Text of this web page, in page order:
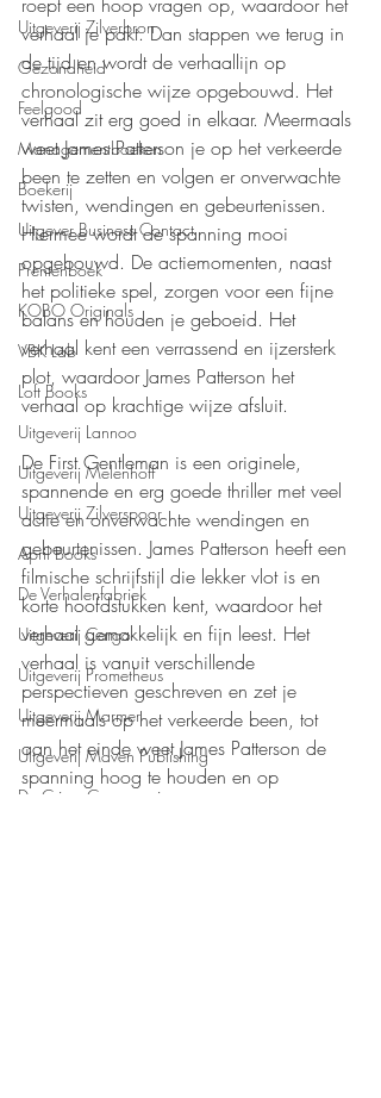
Uitgeverij Zilverbron
Gezondheid
Feelgood
Managementboeken
Boekerij
Uitgever Business Contact
Prentenboek
KOBO Originals
VBK Lab
Loft Books
Uitgeverij Lannoo
Uitgeverij Melenhoff
Uitgeverij Zilverspoor
April Books
De Verhalenfabriek
Uitgeverij Cargo
Uitgeverij Prometheus
Uitgeverij Marmer
Uitgeverij Maven Publishing
De Crime Compagnie
verhaal je pakt. Dan stappen we terug in
de tijd en wordt de verhaallijn op
chronologische wijze opgebouwd. Het
verhaal zit erg goed in elkaar. Meermaals
weet James Patterson je op het verkeerde
been te zetten en volgen er onverwachte
twisten, wendingen en gebeurtenissen.
Hiermee wordt de spanning mooi
opgebouwd. De actiemomenten, naast
het politieke spel, zorgen voor een fijne
balans en houden je geboeid. Het
verhaal kent een verrassend en ijzersterk
plot, waardoor James Patterson het
verhaal op krachtige wijze afsluit.
De First Gentleman is een originele,
spannende en erg goede thriller met veel
actie en onverwachte wendingen en
gebeurtenissen. James Patterson heeft een
filmische schrijfstijl die lekker vlot is en
korte hoofdstukken kent, waardoor het
verhaal gemakkelijk en fijn leest. Het
verhaal is vanuit verschillende
perspectieven geschreven en zet je
meermaals op het verkeerde been, tot
aan het einde weet James Patterson de
spanning hoog te houden en op